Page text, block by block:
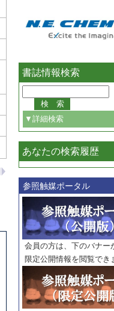
書誌情報検索
▼詳細検索
巻・号指定
巻
号
範囲指定
巻
号～
号
触媒年鑑
年度
記事種別
マーク：
マーク
あなたの検索履歴
参照触媒ポータル
会員の方は、下のバナー
限定公開情報を閲覧でき